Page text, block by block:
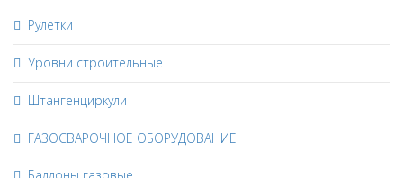
Рулетки
Уровни строительные
Штангенциркули
ГАЗОСВАРОЧНОЕ ОБОРУДОВАНИЕ